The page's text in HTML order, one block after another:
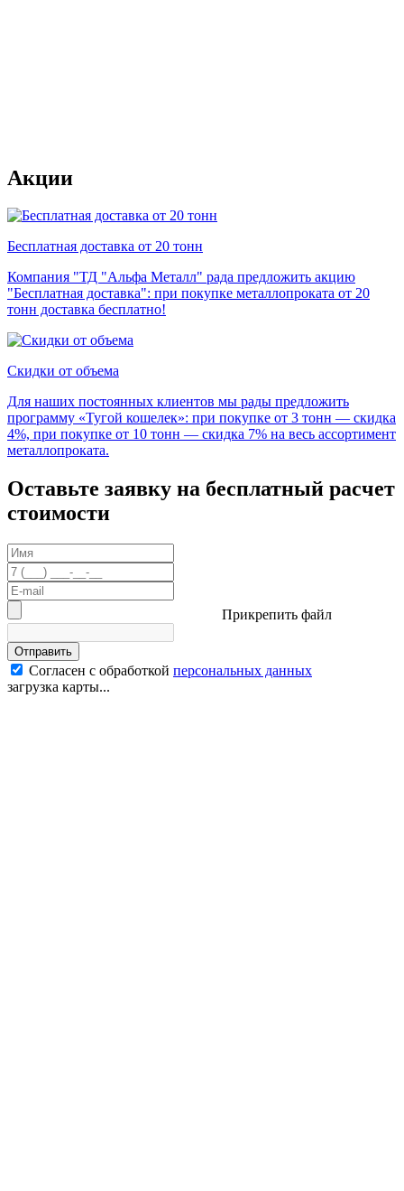
Акции
Бесплатная доставка от 20 тонн
Компания "ТД "Альфа Металл" рада предложить акцию
"Бесплатная доставка": при покупке металлопроката от 20
тонн доставка бесплатно!
Скидки от объема
Для наших постоянных клиентов мы рады предложить
программу «Тугой кошелек»: при покупке от 3 тонн — скидка
4%, при покупке от 10 тонн — скидка 7% на весь ассортимент
металлопроката.
Оставьте заявку на бесплатный расчет
стоимости
Прикрепить файл
Отправить
Согласен с обработкой персональных данных
загрузка карты...